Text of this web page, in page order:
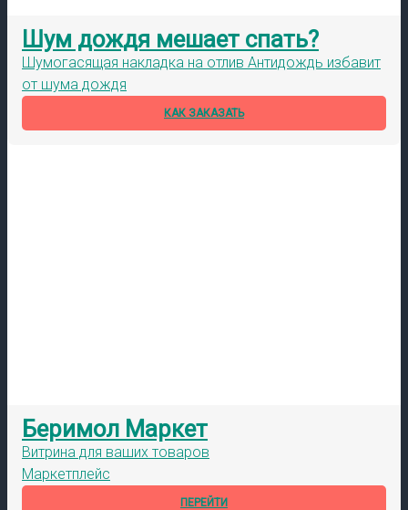
Шум дождя мешает спать?
Шумогасящая накладка на отлив Антидождь избавит
от шума дождя
КАК ЗАКАЗАТЬ
Беримол Маркет
Витрина для ваших товаров
Маркетплейс
ПЕРЕЙТИ